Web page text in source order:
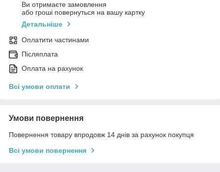
Ви отримаєте замовлення
або гроші повернуться на вашу картку
Детальніше
Оплатити частинами
Післяплата
Оплата на рахунок
Всі умови оплати
Умови повернення
Повернення товару впродовж 14 днів за рахунок покупця
Всі умови повернення